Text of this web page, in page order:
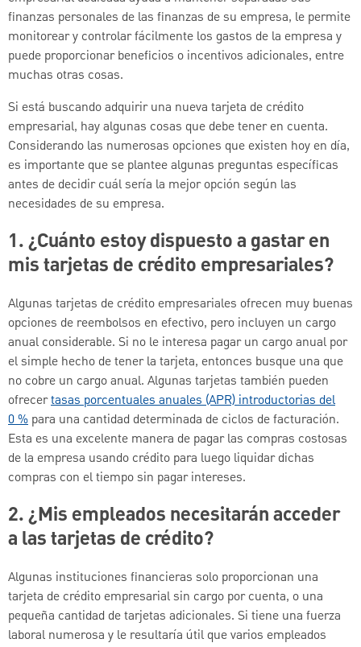
finanzas personales de las finanzas de su empresa, le permite
monitorear y controlar fácilmente los gastos de la empresa y
puede proporcionar beneficios o incentivos adicionales, entre
muchas otras cosas.
Si está buscando adquirir una nueva tarjeta de crédito
empresarial, hay algunas cosas que debe tener en cuenta.
Considerando las numerosas opciones que existen hoy en día,
es importante que se plantee algunas preguntas específicas
antes de decidir cuál sería la mejor opción según las
necesidades de su empresa.
1. ¿Cuánto estoy dispuesto a gastar en
mis tarjetas de crédito empresariales?
Algunas tarjetas de crédito empresariales ofrecen muy buenas
opciones de reembolsos en efectivo, pero incluyen un cargo
anual considerable. Si no le interesa pagar un cargo anual por
el simple hecho de tener la tarjeta, entonces busque una que
no cobre un cargo anual. Algunas tarjetas también pueden
ofrecertasas porcentuales anuales (APR) introductorias del
0 % para una cantidad determinada de ciclos de facturación.
Esta es una excelente manera de pagar las compras costosas
de la empresa usando crédito para luego liquidar dichas
compras con el tiempo sin pagar intereses.
2. ¿Mis empleados necesitarán acceder
a las tarjetas de crédito?
Algunas instituciones financieras solo proporcionan una
tarjeta de crédito empresarial sin cargo por cuenta, o una
pequeña cantidad de tarjetas adicionales. Si tiene una fuerza
laboral numerosa y le resultaría útil que varios empleados